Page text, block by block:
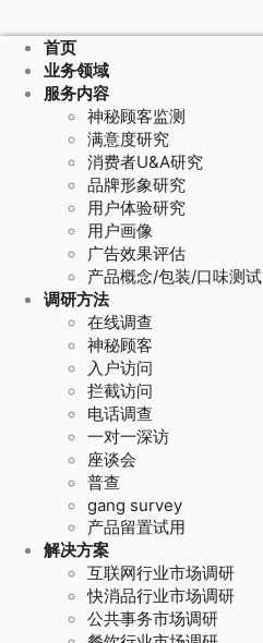
首页
业务领域
服务内容
神秘顾客监测
满意度研究
消费者U&A研究
品牌形象研究
用户体验研究
用户画像
广告效果评估
产品概念/包装/口味测试
调研方法
在线调查
神秘顾客
入户访问
拦截访问
电话调查
一对一深访
座谈会
普查
gang survey
产品留置试用
解决方案
互联网行业市场调研
快消品行业市场调研
公共事务市场调研